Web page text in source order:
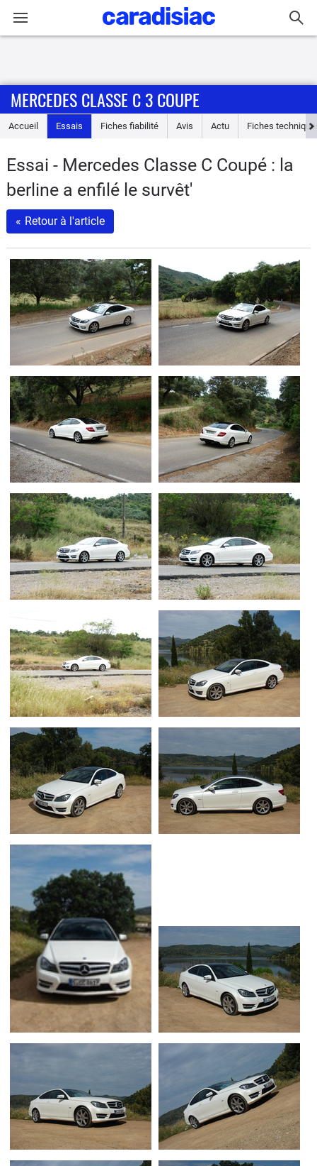
Accueil
Essais
Guide
d'achat
Electriques
Utilitaires
Flottes
Services
Forum
Moto
Marques
MERCEDES CLASSE C 3 COUPE
Accueil Essais Fiches fiabilité Avis Actu Fiches
Essai - Mercedes Classe C Coupé : la
berline a enfilé le survêt'
« Retour à l'article